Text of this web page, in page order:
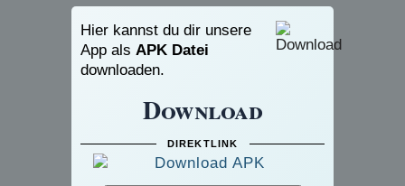
Hier kannst du dir unsere
App als APK Datei
downloaden.
Download
DIREKTLINK